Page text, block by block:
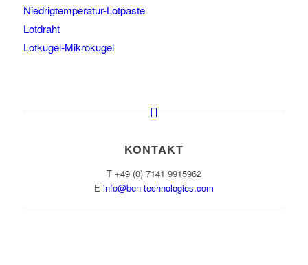
Niedrigtemperatur-Lotpaste
Lotdraht
Lotkugel-Mikrokugel
KONTAKT
T +49 (0) 7141 9915962
E info@ben-technologies.com